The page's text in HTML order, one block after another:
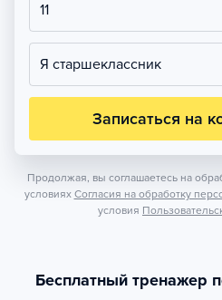
11
Я старшеклассник
Записаться на
Продолжая, вы соглашаетесь на
условиях Согласия на обработку
условия
Бесплатный тренажер